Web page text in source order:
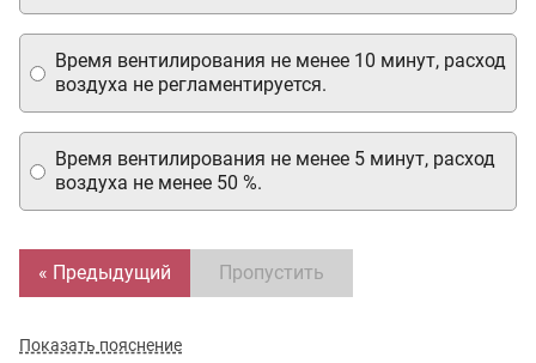
Время вентилирования не менее 10 минут, расход
воздуха не регламентируется.
Время вентилирования не менее 5 минут, расход
воздуха не менее 50 %.
« Предыдущий Пропустить
Показать пояснение